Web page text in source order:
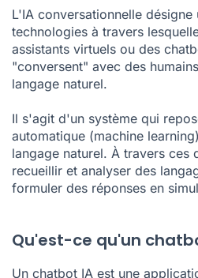
L'IA conversationnelle désigne
technologies à travers
assistants virtuels ou des
"conversent" avec des
langage naturel.
Il s'agit d'un système qui
automatique (machine
langage naturel. À travers ces
recueillir et analyser des
formuler des réponses en
Qu'est-ce qu'un
Un chatbot IA est une